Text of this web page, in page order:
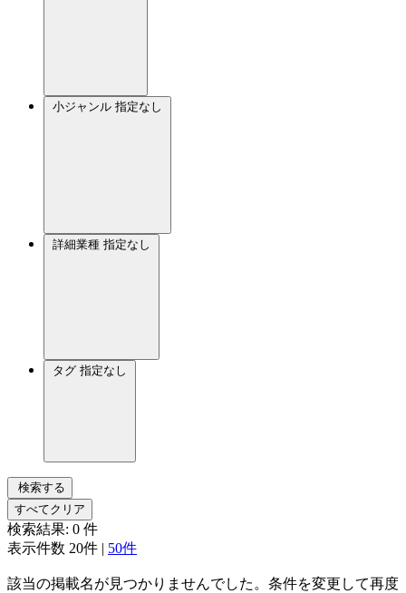
小ジャンル 指定なし
詳細業種 指定なし
タグ 指定なし
検索する
すべてクリア
検索結果: 0 件
表示件数 20件 | 50件
該当の掲載名が見つかりませんでした。条件を変更して再度